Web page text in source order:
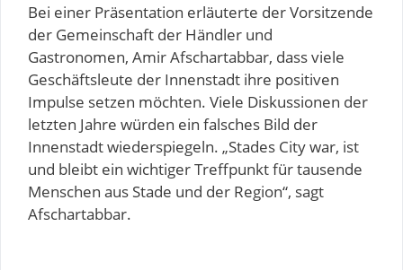
Bei einer Präsentation erläuterte der Vorsitzende
der Gemeinschaft der Händler und
Gastronomen, Amir Afschartabbar, dass viele
Geschäftsleute der Innenstadt ihre positiven
Impulse setzen möchten. Viele Diskussionen der
letzten Jahre würden ein falsches Bild der
Innenstadt wiederspiegeln. „Stades City war, ist
und bleibt ein wichtiger Treffpunkt für tausende
Menschen aus Stade und der Region“, sagt
Afschartabbar.